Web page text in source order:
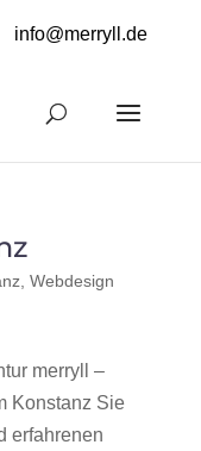
info@merryll.de
, Webdesign
merryll –
Konstanz Sie
erfahrenen